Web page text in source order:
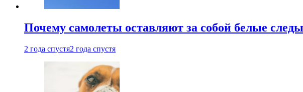
Почему самолеты оставляют за собой белые
2 года спустя2 года спустя